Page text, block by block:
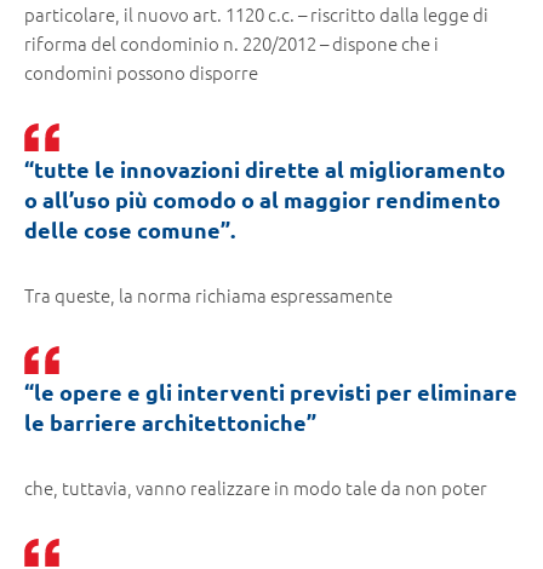
particolare, il nuovo art. 1120 c.c. – riscritto dalla legge di
riforma del condominio n. 220/2012 – dispone che i
condomini possono disporre
“tutte le innovazioni dirette al miglioramento
o all’uso più comodo o al maggior rendimento
delle cose comune”.
Tra queste, la norma richiama espressamente
“le opere e gli interventi previsti per eliminare
le barriere architettoniche”
che, tuttavia, vanno realizzare in modo tale da non poter